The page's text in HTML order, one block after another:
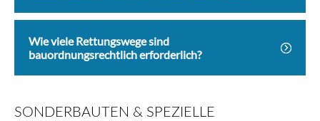
Wie viele Rettungswege sind
bauordnungsrechtlich erforderlich?
SONDERBAUTEN & SPEZIELLE